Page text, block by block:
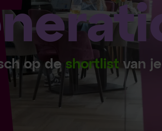
op de shortlist van